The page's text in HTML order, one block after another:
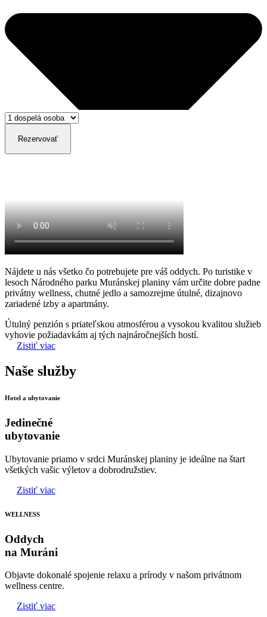
Rezervovať
Nájdete u nás všetko čo potrebujete pre váš oddych. Po turistike v
lesoch Národného parku Muránskej planiny vám určite dobre padne
privátny wellness, chutné jedlo a samozrejme útulné, dizajnovo
zariadené izby a apartmány.
Útulný penzión s priateľskou atmosférou a vysokou kvalitou služieb
vyhovie požiadavkám aj tých najnáročnejších hostí.
Zistiť viac
Naše služby
Hotel a ubytovanie
Jedinečné
ubytovanie
Ubytovanie priamo v srdci Muránskej planiny je ideálne na štart
všetkých vašic výletov a dobrodružstiev.
Zistiť viac
WELLNESS
Oddych
na Muráni
Objavte dokonalé spojenie relaxu a prírody v našom privátnom
wellness centre.
Zistiť viac